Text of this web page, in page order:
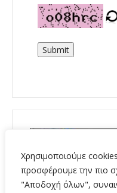
Χρησιμοποιούμε
προσφέρουμε την πιο
"Αποδοχή όλων",
Submit